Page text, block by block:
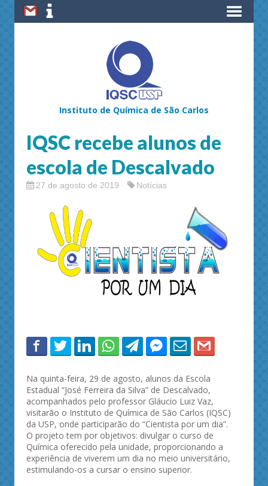
Instituto de Química de São Carlos
IQSC recebe alunos de
escola de Descalvado
27 de agosto de 2019 Notícias
Na quinta-feira, 29 de agosto, alunos da Escola
Estadual “José Ferreira da Silva” de Descalvado,
acompanhados pelo professor Gláucio Luiz Vaz,
visitarão o Instituto de Química de São Carlos (IQSC)
da USP, onde participarão do “Cientista por um dia”.
O projeto tem por objetivos: divulgar o curso de
Química oferecido pela unidade, proporcionando a
experiência de viverem um dia no meio universitário,
estimulando-os a cursar o ensino superior.